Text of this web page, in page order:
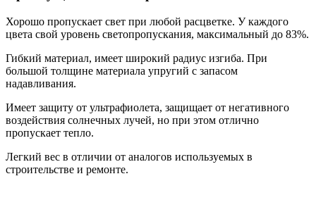
Хорошо пропускает свет при любой расцветке. У каждого
цвета свой уровень светопропускания, максимальный до 83%.
Гибкий материал, имеет широкий радиус изгиба. При
большой толщине материала упругий с запасом
надавливания.
Имеет защиту от ультрафиолета, защищает от негативного
воздействия солнечных лучей, но при этом отлично
пропускает тепло.
Легкий вес в отличии от аналогов используемых в
строительстве и ремонте.